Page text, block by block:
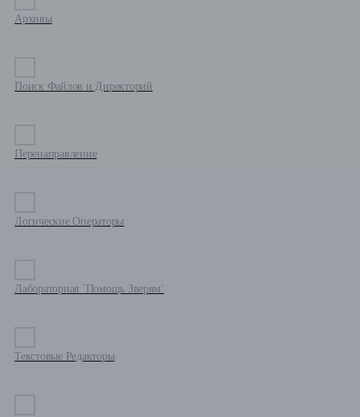
Архивы
Поиск Файлов и Директорий
Перенаправление
Логические Операторы
Лабораторная `Помощь Зверям`
Текстовые Редакторы